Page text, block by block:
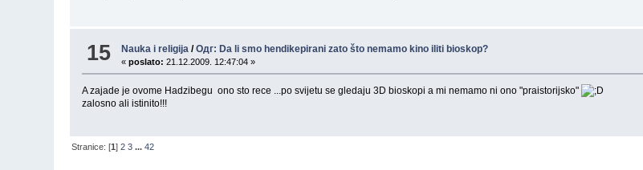
15 Nauka i religija /Одг: Da li smo hendikepirani zato što nemamo kino iliti bioskop?
«poslato: 21.12.2009. 12:47:04 »
A zajade je ovome Hadzibegu ono sto rece ...po svijetu se gledaju 3D bioskopi a mi nemamo ni ono "praistorijsko"
zalosno ali istinito!!!
Stranice: [1]2 3 ...42